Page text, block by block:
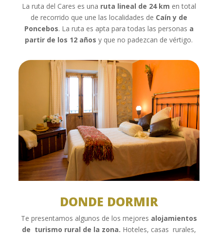
La ruta del Cares es una ruta lineal de 24 km en total
de recorrido que une las localidades de Caín y de
Poncebos. La ruta es apta para todas las personas a
partir de los 12 años y que no padezcan de vértigo.
DONDE DORMIR
Te presentamos algunos de los mejores alojamientos
de turismo rural de la zona. Hoteles, casas rurales,